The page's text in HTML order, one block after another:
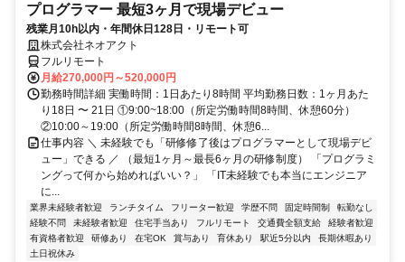
プログラマー 最短3ヶ月で現場デビュー
残業月10h以内・年間休日128日・リモート可
株式会社ネオアクト
フルリモート
月給270,000円～520,000円
勤務時間詳細 実働時間：1日あたり8時間 平均勤務日数：1ヶ月あた
り18日 〜 21日 ①9:00~18:00（所定労働時間8時間、休憩60分）
②10:00～19:00（所定労働時間8時間、休憩6...
仕事内容 ＼ 未経験でも「研修修了後はプログラマーとして現場デビ
ュー」できる ／ （最短1ヶ月～最長6ヶ月の研修制度） 「プログラミ
ングって何から始めればいい？」 「IT未経験でも本当にエンジニア
に...
業界未経験者歓迎 ランチタイム フリーター歓迎 学歴不問 固定時間制
転勤なし
経験不問
未経験者歓迎 住宅手当あり フルリモート 交通費全額支給
経験者歓迎
有資格者歓迎
研修あり 在宅OK 賞与あり 育休あり 駅近5分以内
長期休暇あり
土日祝休み